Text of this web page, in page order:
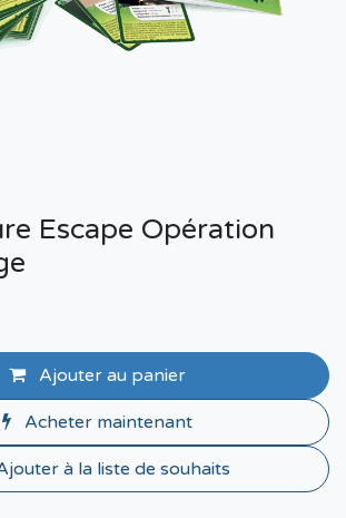
Escape Opération
Ajouter au panier
Acheter maintenant
à la liste de souhaits